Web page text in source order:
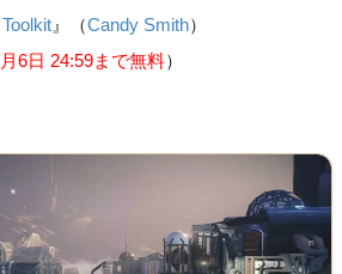
』（Candy Smith）
6日 24:59まで無料）